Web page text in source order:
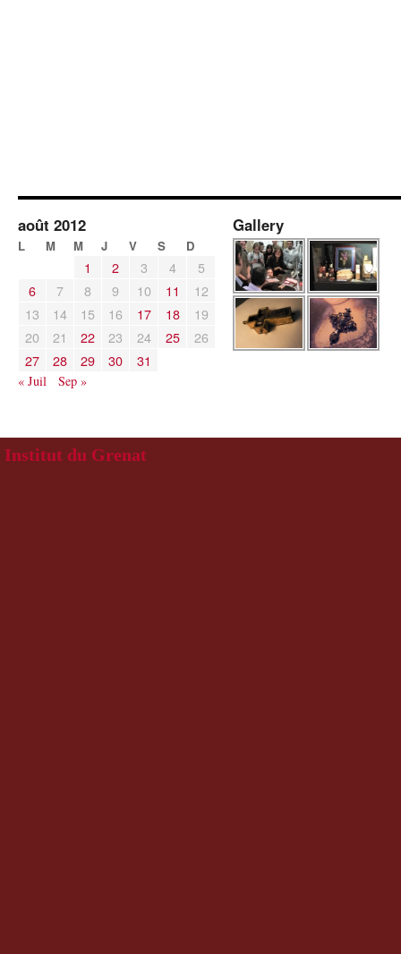
août 2012
L M M J V S D
1 2 3 4
5
6
7 8 9 10 11
12
13
14 15 16 17 18
19
20
21 22 23 24 25
26
27
28 29 30 31
« Juil Sep »
Gallery
Institut du Grenat